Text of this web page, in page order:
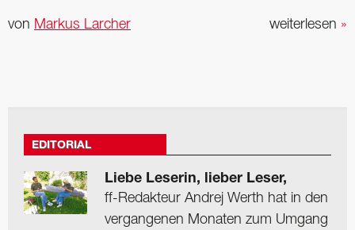
weiterlesen »
von Markus Larcher
EDITORIAL
Liebe Leserin, lieber Leser,
ff-Redakteur Andrej Werth hat in den
vergangenen Monaten zum Umgang